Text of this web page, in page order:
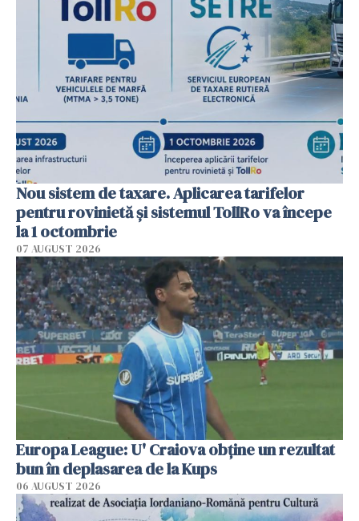
Nou sistem de taxare. Aplicarea tarifelor
pentru rovinietă şi sistemul TollRo va începe
la 1 octombrie
07 AUGUST 2026
Europa League: U' Craiova obține un rezultat
bun în deplasarea de la Kups
06 AUGUST 2026